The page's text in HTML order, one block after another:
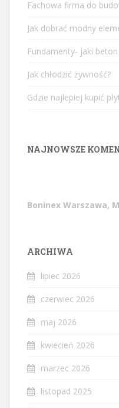
Fachowa firma do
Jak dobrać modny
Fundamenty- jaki
Jak chłodzić żywność?
Gdzie najlepiej kupić
NAJNOWSZE
Boninex Warszawa,
ARCHIWA
lipiec 2026
czerwiec 2026
maj 2026
kwiecień 2026
marzec 2026
listopad 2025